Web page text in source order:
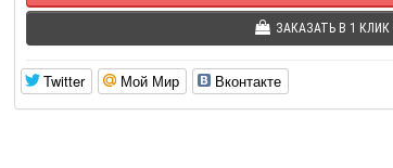
ЗАКАЗАТЬ В 1 КЛИК
Twitter Мой Мир Вконтакте